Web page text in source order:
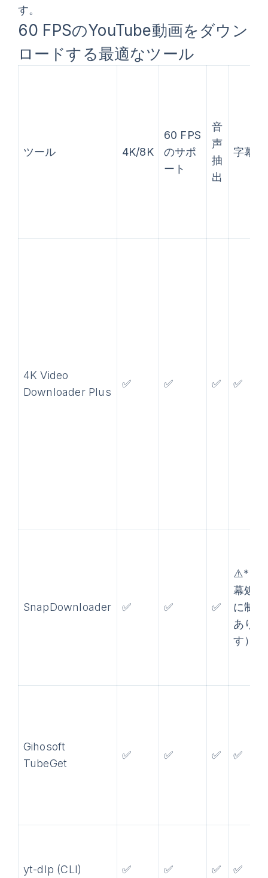
す。
60 FPSのYouTube動画をダウン
ロードする最適なツール
ツール 4K/8K
60 FPS
のサポ
ート
音
声
抽
出
字幕
4K Video
Downloader Plus
✅ ✅ ✅ ✅
SnapDownloader ✅ ✅ ✅
⚠️*（
幕処理
に制限
ありま
す）*
Gihosoft
TubeGet
✅ ✅ ✅ ✅
yt-dlp (CLI) ✅ ✅ ✅ ✅